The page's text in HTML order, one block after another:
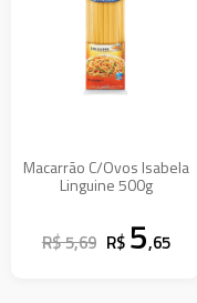
Macarrão C/Ovos Isabela
Linguine 500g
R$ 5,69 R$ 5,65